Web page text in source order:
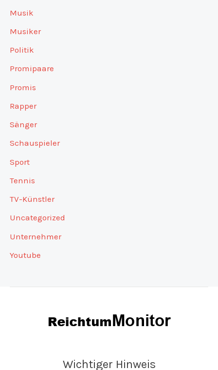
Musik
Musiker
Politik
Promipaare
Promis
Rapper
Sänger
Schauspieler
Sport
Tennis
TV-Künstler
Uncategorized
Unternehmer
Youtube
Wichtiger Hinweis